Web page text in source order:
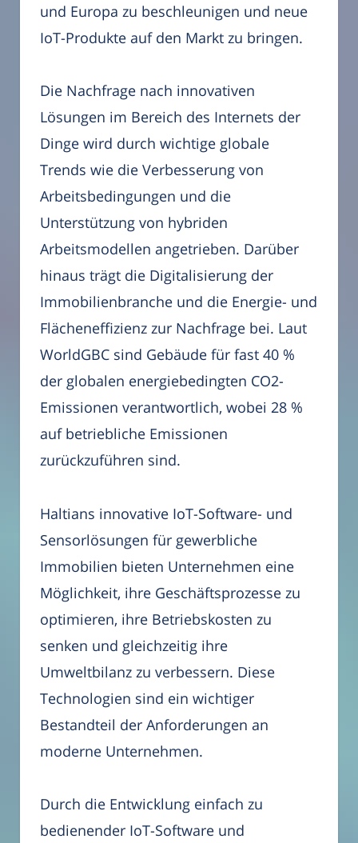
und Europa zu beschleunigen und neue
IoT-Produkte auf den Markt zu bringen.
Die Nachfrage nach innovativen
Lösungen im Bereich des Internets der
Dinge wird durch wichtige globale
Trends wie die Verbesserung von
Arbeitsbedingungen und die
Unterstützung von hybriden
Arbeitsmodellen angetrieben. Darüber
hinaus trägt die Digitalisierung der
Immobilienbranche und die Energie- und
Flächeneffizienz zur Nachfrage bei. Laut
WorldGBC sind Gebäude für fast 40 %
der globalen energiebedingten CO2-
Emissionen verantwortlich, wobei 28 %
auf betriebliche Emissionen
zurückzuführen sind.
Haltians innovative IoT-Software- und
Sensorlösungen für gewerbliche
Immobilien bieten Unternehmen eine
Möglichkeit, ihre Geschäftsprozesse zu
optimieren, ihre Betriebskosten zu
senken und gleichzeitig ihre
Umweltbilanz zu verbessern. Diese
Technologien sind ein wichtiger
Bestandteil der Anforderungen an
moderne Unternehmen.
Durch die Entwicklung einfach zu
bedienender IoT-Software und